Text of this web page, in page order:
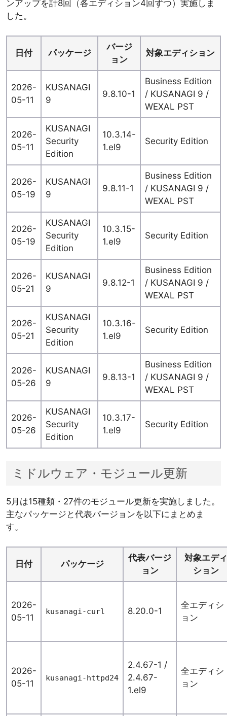
ンアップを計8回（各エディション4回ずつ）実施しま
した。
日付 パッケージ
バージ
ョン
対象エディション
2026-
05-11
KUSANAGI
9
9.8.10-1
Business Edition
/ KUSANAGI 9 /
WEXAL PST
2026-
05-11
KUSANAGI
Security
Edition
10.3.14-
1.el9
Security Edition
2026-
05-19
KUSANAGI
9
9.8.11-1
Business Edition
/ KUSANAGI 9 /
WEXAL PST
2026-
05-19
KUSANAGI
Security
Edition
10.3.15-
1.el9
Security Edition
2026-
05-21
KUSANAGI
9
9.8.12-1
Business Edition
/ KUSANAGI 9 /
WEXAL PST
2026-
05-21
KUSANAGI
Security
Edition
10.3.16-
1.el9
Security Edition
2026-
05-26
KUSANAGI
9
9.8.13-1
Business Edition
/ KUSANAGI 9 /
WEXAL PST
2026-
05-26
KUSANAGI
Security
Edition
10.3.17-
1.el9
Security Edition
ミドルウェア・モジュール更新
5月は15種類・27件のモジュール更新を実施しました。
主なパッケージと代表バージョンを以下にまとめま
す。
日付 パッケージ
代表バージ
ョン
対象エディ
ション
2026-
05-11
kusanagi-curl 8.20.0-1
全エディシ
ョン
2026-
05-11
kusanagi-httpd24
2.4.67-1 /
2.4.67-
1.el9
全エディシ
ョン